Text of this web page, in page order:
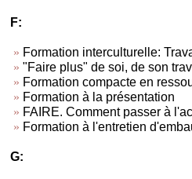
F:
Formation interculturelle:
"Faire plus" de soi, de son
Formation compacte en
Formation à la présentation
FAIRE. Comment passer à
Formation à l'entretien
G: